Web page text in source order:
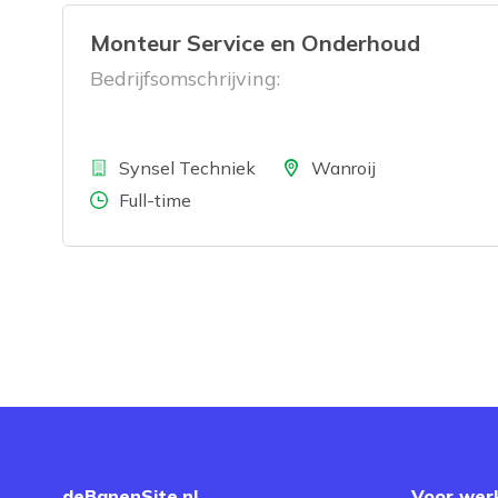
Monteur Service en Onderhoud
Bedrijfsomschrijving:
BedrijfSynsel Techniek LocatieWanroij
Aantal uren
Full-time